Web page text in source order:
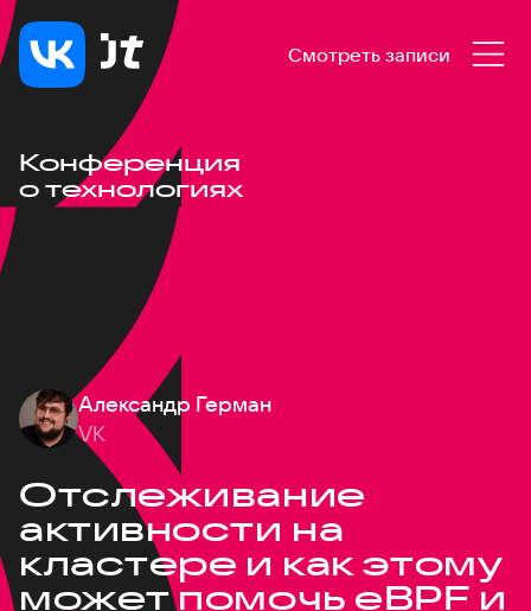
Смотреть записи
Конференция
о технологиях
Александр Герман
VK
Отслеживание
активности на
кластере и как этому
может помочь eBPF и